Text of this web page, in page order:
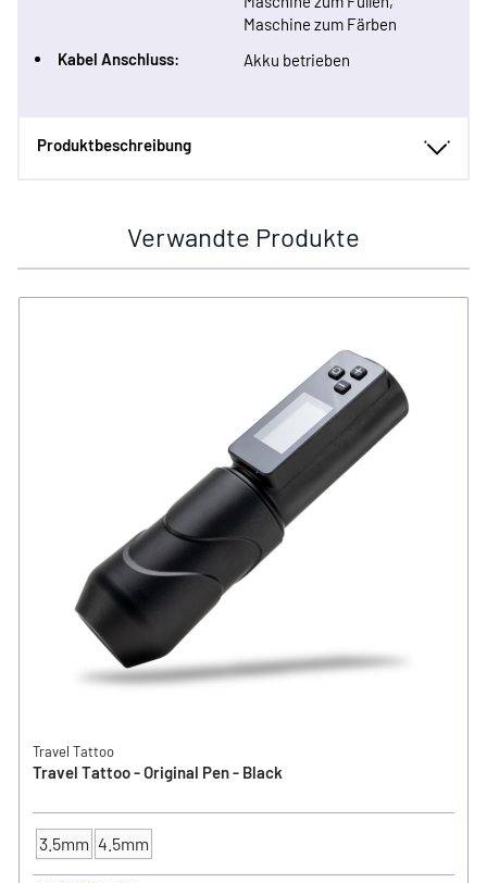
Maschine zum Färben
Kabel Anschluss:
Akku betrieben
Produktbeschreibung
Verwandte Produkte
Travel Tattoo
Travel Tattoo - Original Pen - Black
Hub / Stroke
3.5mm 4.5mm